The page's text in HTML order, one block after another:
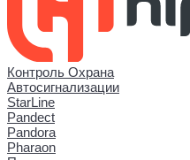
Контроль Охрана
Автосигнализации
StarLine
Pandect
Pandora
Pharaon